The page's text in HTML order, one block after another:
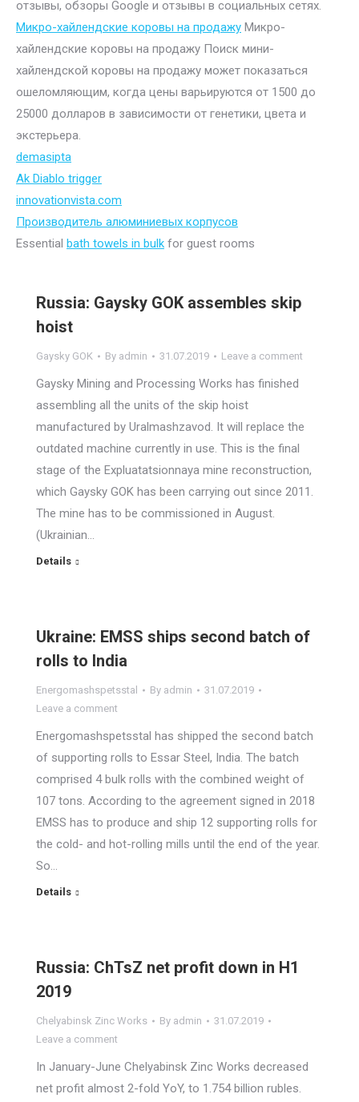
отзывы, обзоры Google и отзывы в социальных сетях.
Микро-хайлендские коровы на продажу Микро-
хайлендские коровы на продажу Поиск мини-
хайлендской коровы на продажу может показаться
ошеломляющим, когда цены варьируются от 1500 до
25000 долларов в зависимости от генетики, цвета и
экстерьера.
demasipta
Ak Diablo trigger
innovationvista.com
Производитель алюминиевых корпусов
Essential bath towels in bulk for guest rooms
Russia: Gaysky GOK assembles skip
hoist
Gaysky GOK By admin 31.07.2019 Leave a comment
Gaysky Mining and Processing Works has finished
assembling all the units of the skip hoist
manufactured by Uralmashzavod. It will replace the
outdated machine currently in use. This is the final
stage of the Expluatatsionnaya mine reconstruction,
which Gaysky GOK has been carrying out since 2011.
The mine has to be commissioned in August.
(Ukrainian…
Details
Ukraine: EMSS ships second batch of
rolls to India
Energomashspetsstal By admin
31.07.2019
Leave a comment
Energomashspetsstal has shipped the second batch
of supporting rolls to Essar Steel, India. The batch
comprised 4 bulk rolls with the combined weight of
107 tons. According to the agreement signed in 2018
EMSS has to produce and ship 12 supporting rolls for
the cold- and hot-rolling mills until the end of the year.
So…
Details
Russia: ChTsZ net profit down in H1
2019
Chelyabinsk Zinc Works By admin
31.07.2019
Leave a comment
In January-June Chelyabinsk Zinc Works decreased
net profit almost 2-fold YoY, to 1.754 billion rubles.